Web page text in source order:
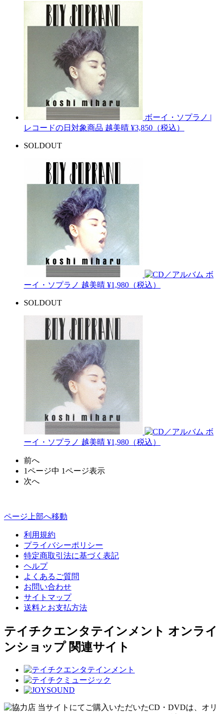
ボーイ・ソプラノ |
レコードの日対象商品 越美晴 ¥3,850（税込）
SOLDOUT
ボ
ーイ・ソプラノ 越美晴 ¥1,980（税込）
SOLDOUT
ボ
ーイ・ソプラノ 越美晴 ¥1,980（税込）
前へ
1ページ中 1ページ表示
次へ
ページ上部へ移動
利用規約
プライバシーポリシー
特定商取引法に基づく表記
ヘルプ
よくあるご質問
お問い合わせ
サイトマップ
送料とお支払方法
テイチクエンタテインメント オンライ
ンショップ 関連サイト
当サイトにてご購入いただいたCD・DVDは、オリ